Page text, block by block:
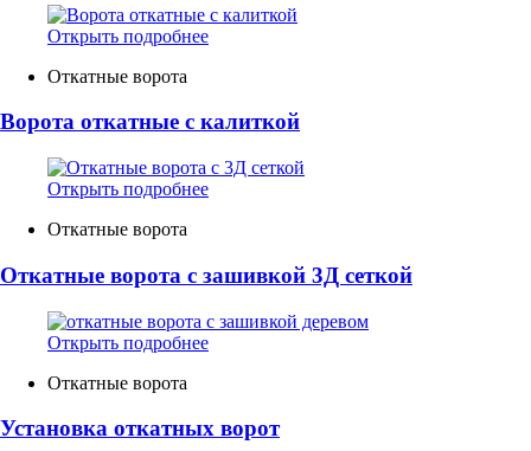
Открыть подробнее
Откатные ворота
Ворота откатные с калиткой
Открыть подробнее
Откатные ворота
Откатные ворота с зашивкой 3Д сеткой
Открыть подробнее
Откатные ворота
Установка откатных ворот